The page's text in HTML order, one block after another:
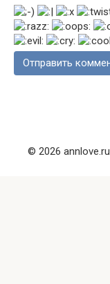
© 2026 annlove.ru